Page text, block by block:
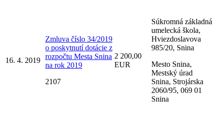
16. 4. 2019
Zmluva číslo 34/2019
o poskytnutí dotácie z
rozpočtu Mesta Snina
na rok 2019
2107
2 200,00
EUR
Súkromná základná
umelecká škola,
Hviezdoslavova
985/20, Snina
Mesto Snina,
Mestský úrad
Snina, Strojárska
2060/95, 069 01
Snina